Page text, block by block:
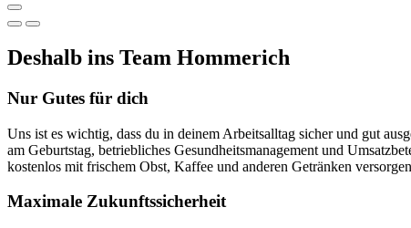
Deshalb ins Team Hommerich
Nur Gutes für dich
Uns ist es wichtig, dass du in deinem Arbeits­alltag sicher und gut
am Geburts­tag, betriebliches Gesund­heits­manage­ment und
kosten­los mit frischem Obst, Kaffee und anderen Ge­tränken
Maximale Zukunftssicherheit